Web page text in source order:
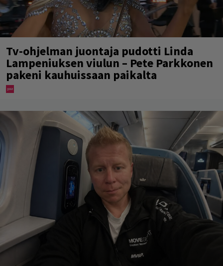
Tv-ohjelman juontaja pudotti Linda
Lampeniuksen viulun – Pete Parkkonen
pakeni kauhuissaan paikalta